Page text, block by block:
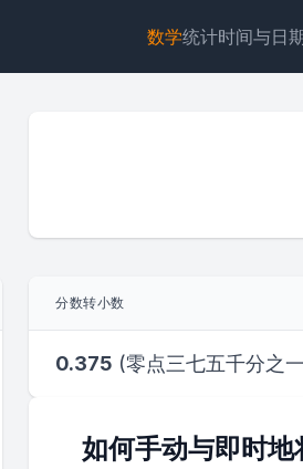
数学统计时间与日
预览 分数转小
分数转小数
0.375 (零点三七五千分之一
如何手动与即时